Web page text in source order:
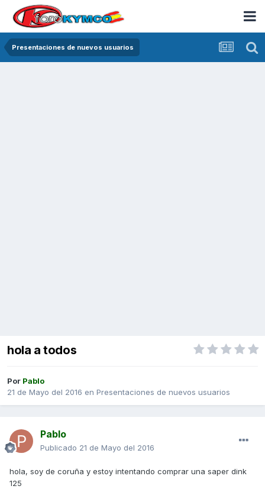
Presentaciones de nuevos usuarios
hola a todos
Por Pablo
21 de Mayo del 2016 en Presentaciones de nuevos usuarios
Pablo
Publicado 21 de Mayo del 2016
hola, soy de coruña y estoy intentando comprar una saper dink
125